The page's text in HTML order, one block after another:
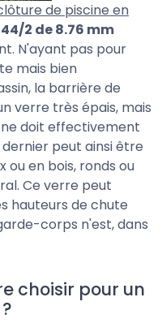
de piscine en
2 de 8.76 mm
N'ayant pas pour
mais bien
la barrière de
verre très épais, mais
doit effectivement
peut ainsi être
ou en bois, ronds ou
Ce verre peut
hauteurs de chute
corps n'est, dans
choisir pour un